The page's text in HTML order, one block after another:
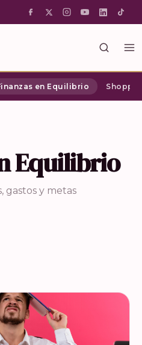
en Equilibrio
Equilibrio
gastos y metas